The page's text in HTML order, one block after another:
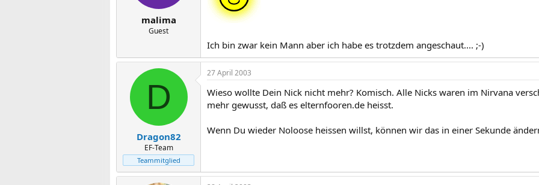
malima
Guest
Ich bin zwar kein Mann aber ich habe es trotzdem angeschaut.... ;-)
D
Dragon82
EF-Team
Teammitglied
27 April 2003
Wieso wollte Dein Nick nicht mehr? Komisch. Alle Nicks waren im Nirvana
mehr gewusst, daß es elternfooren.de heisst.
Wenn Du wieder Noloose heissen willst, können wir das in einer Sekunde